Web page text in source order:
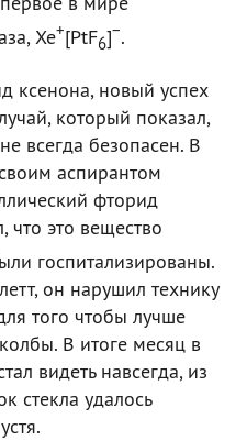
Xe+[PtF6]−.
ксенона, новый успех
который показал,
всегда безопасен. В
аспирантом
фторид
что это вещество
госпитализированы.
он нарушил технику
того чтобы лучше
В итоге месяц в
видеть навсегда, из
стекла удалось